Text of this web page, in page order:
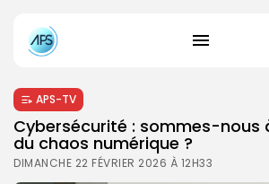
APS-TV
Cybersécurité : sommes-nous
du chaos numérique ?
DIMANCHE 22 FÉVRIER 2026 À 12H33